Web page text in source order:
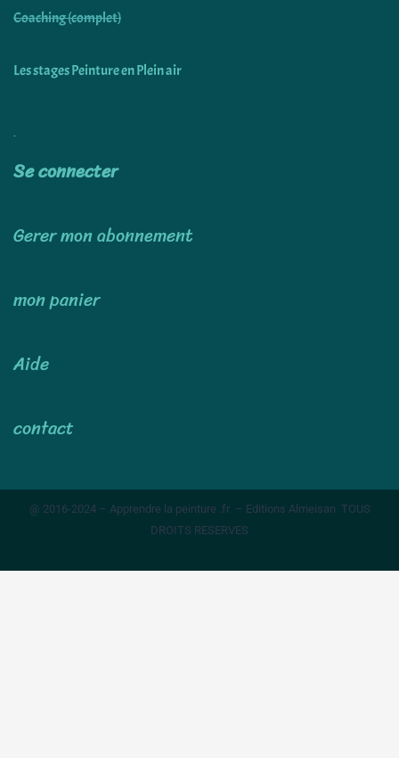
Coaching (complet)
Les stages Peinture en Plein air
Se connecter
Gerer mon abonnement
mon panier
Aide
contact
@ 2016-2024 – Apprendre la peinture .fr – Editions Almeisan TOUS
DROITS RESERVES